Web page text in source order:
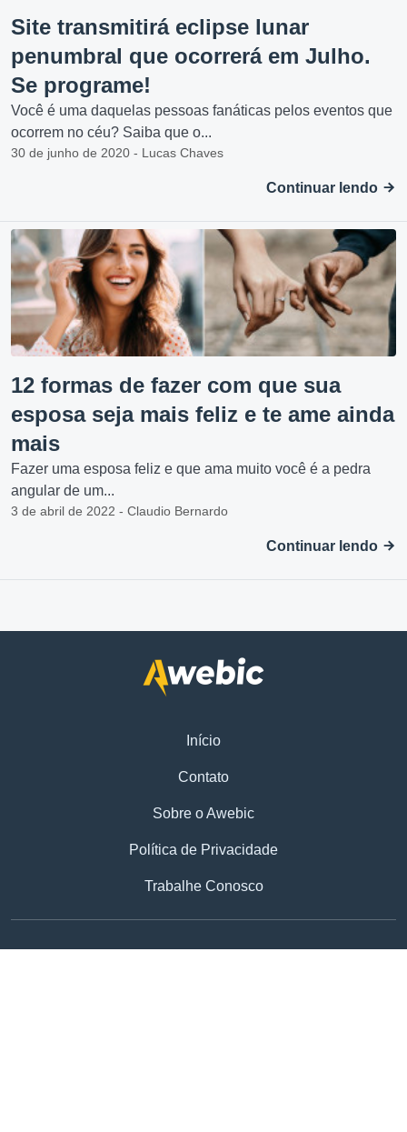
Site transmitirá eclipse lunar
penumbral que ocorrerá em Julho.
Se programe!
Você é uma daquelas pessoas fanáticas pelos eventos que
ocorrem no céu? Saiba que o...
30 de junho de 2020 - Lucas Chaves
Continuar lendo
12 formas de fazer com que sua
esposa seja mais feliz e te ame ainda
mais
Fazer uma esposa feliz e que ama muito você é a pedra
angular de um...
3 de abril de 2022 - Claudio Bernardo
Continuar lendo
Início
Contato
Sobre o Awebic
Política de Privacidade
Trabalhe Conosco